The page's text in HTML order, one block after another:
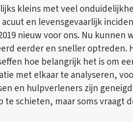
kleins met veel
en levensgevaarlijk
nieuw voor ons. Nu kunnen
eerder en sneller optreden.
hoe belangrijk het is om
met elkaar te analyseren,
en hulpverleners zijn
te schieten, maar soms vraagt